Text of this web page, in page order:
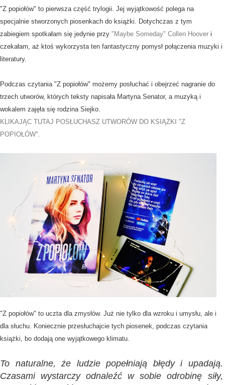
"Z popiołów" to pierwsza część trylogii. Jej wyjątkowość polega na
specjalnie stworzonych piosenkach do książki. Dotychczas z tym
zabiegiem spotkałam się jedynie przy "Maybe Someday" Collen Hoover i
czekałam, aż ktoś wykorzysta ten fantastyczny pomysł połączenia muzyki i
literatury.
Podczas czytania "Z popiołów" możemy posłuchać i obejrzeć nagranie do
trzech utworów, których teksty napisała Martyna Senator, a muzyką i
wokalem zajęła się rodzina Siejko.
KLIKAJĄC TUTAJ POSŁUCHASZ UTWORÓW DO KSIĄŻKI "Z
POPIOŁÓW".
"Z popiołów" to uczta dla zmysłów. Już nie tylko dla wzroku i umysłu, ale i
dla słuchu. Koniecznie przesłuchajcie tych piosenek, podczas czytania
książki, bo dodają one wyjątkowego klimatu.
To naturalne, że ludzie popełniają błędy i upadają.
Czasami wystarczy odnaleźć w sobie odrobinę siły,